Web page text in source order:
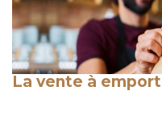
La vente à